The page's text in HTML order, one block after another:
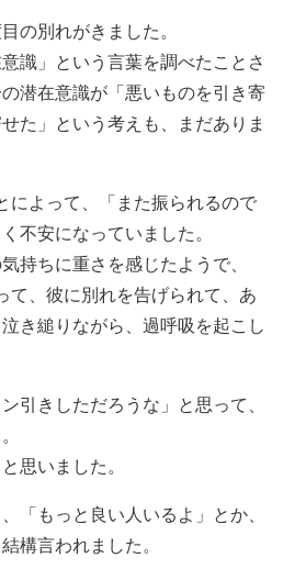
の別れがきました。
識」という言葉を調べたことさ
潜在意識が「悪いものを引き寄
た」という考えも、まだありま
によって、「また振られるので
不安になっていました。
持ちに重さを感じたようで、
て、彼に別れを告げられて、あ
き縋りながら、過呼吸を起こし
引きしただろうな」と思って、
思いました。
「もっと良い人いるよ」とか、
構言われました。